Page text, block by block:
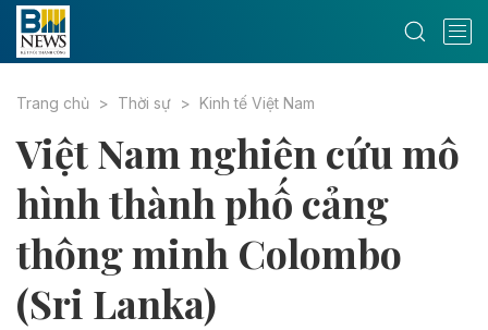
Trang chủ Thời sự Kinh tế Việt Nam
Việt Nam nghiên cứu mô
hình thành phố cảng
thông minh Colombo
(Sri Lanka)